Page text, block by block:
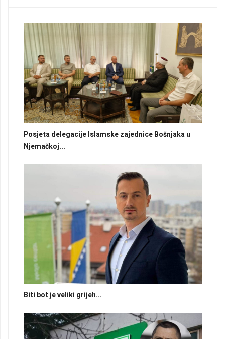
Posjeta delegacije Islamske zajednice Bošnjaka u
Njemačkoj...
Biti bot je veliki grijeh...